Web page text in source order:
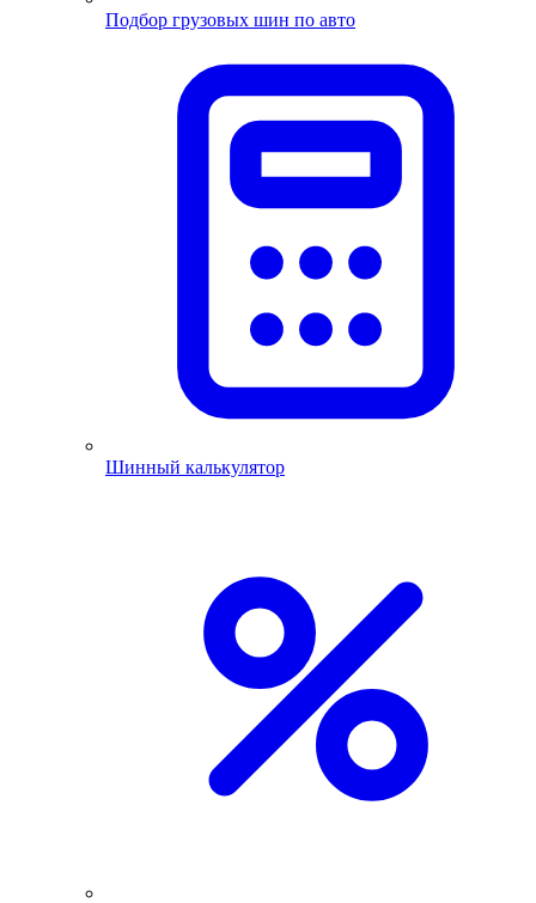
Подбор грузовых шин по авто
Шинный калькулятор